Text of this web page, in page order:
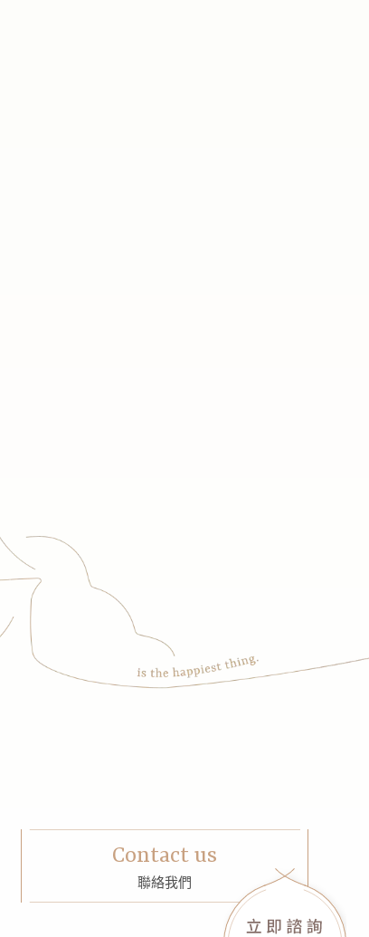
Contact us
聯絡我們